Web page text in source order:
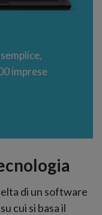
imprese
di un software
cui si basa il